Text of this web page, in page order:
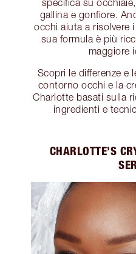
specifica su
gallina e gonfiore.
occhi aiuta a risolvere
sua formula è più
maggiore
Scopri le differenze e
contorno occhi e la
Charlotte basati sulla
ingredienti e
CHARLOTTE’S